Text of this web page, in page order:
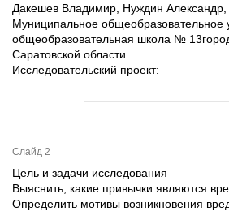
Дакешев Владимир, Нуждин Александр,
Муниципальное общеобразовательное
общеобразовательная школа №
Саратовской области
Исследовательский проект:
Слайд 2
Цель и задачи исследования
Выяснить, какие привычки являются
Определить мотивы возникновения